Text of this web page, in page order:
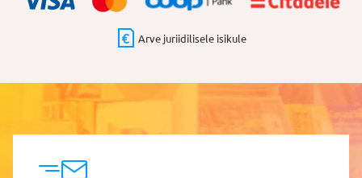
Arve juriidilisele isikule